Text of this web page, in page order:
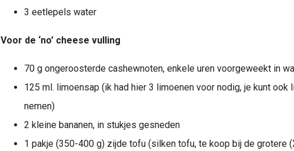
3 eetlepels water
Voor de ‘no’ cheese vulling
70 g ongeroosterde cashewnoten, enkele uren voorgeweekt in
125 ml. limoensap (ik had hier 3 limoenen voor nodig, je kunt
nemen)
2 kleine bananen, in stukjes gesneden
1 pakje (350-400 g) zijde tofu (silken tofu, te koop bij de grotere